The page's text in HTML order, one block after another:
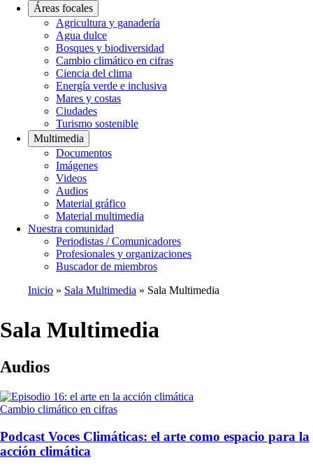
Áreas focales
Agricultura y ganadería
Agua dulce
Bosques y biodiversidad
Cambio climático en cifras
Ciencia del clima
Energía verde e inclusiva
Mares y costas
Ciudades
Turismo sostenible
Multimedia
Documentos
Imágenes
Videos
Audios
Material gráfico
Material multimedia
Nuestra comunidad
Periodistas / Comunicadores
Profesionales y organizaciones
Buscador de miembros
de
Inicio Sala Multimedia Sala Multimedia
Sala Multimedia
Audios
Cambio climático en cifras
Podcast Voces Climáticas: el arte como espacio para la
acción climática